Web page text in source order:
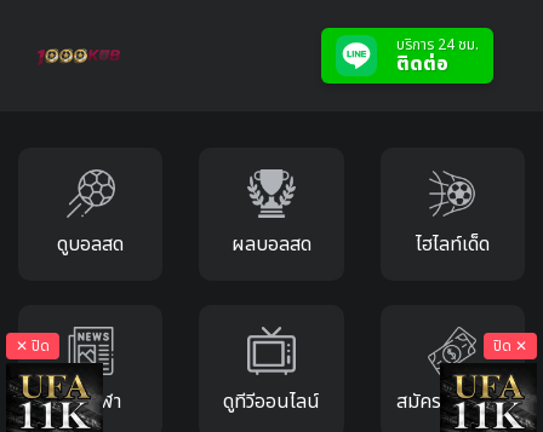
บริการ 24 ชม.
ติดต่อ
ดูบอลสด ผลบอลสด ไฮไลท์เด็ด
ข่าวกีฬา ดูทีวีออนไลน์ สมัครแทงบอล
✕ ปิด ปิด ✕